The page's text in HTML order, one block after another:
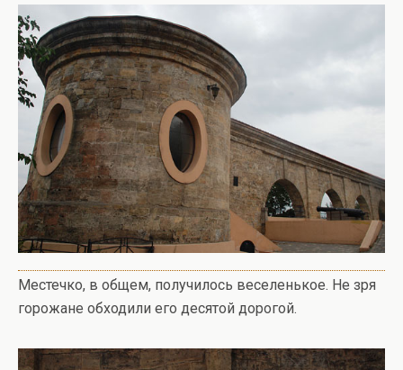
Местечко, в общем, получилось веселенькое. Не зря
горожане обходили его десятой дорогой.